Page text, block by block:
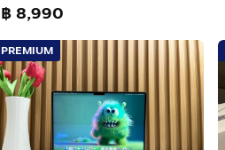
฿ 8,990
PREMIUM